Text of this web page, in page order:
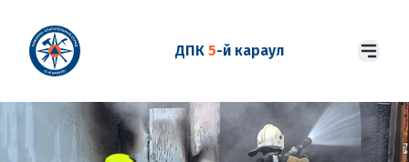
ДПК 5-й караул